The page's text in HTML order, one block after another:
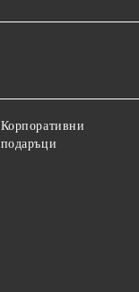
Корпоративни
подаръци